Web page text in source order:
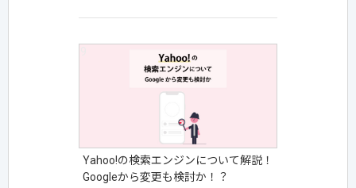
Yahoo!の検索エンジンについて解説！
Googleから変更も検討か！？